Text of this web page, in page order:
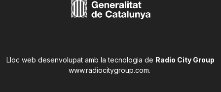
Lloc web desenvolupat amb la tecnologia de Radio City Group
www.radiocitygroup.com.